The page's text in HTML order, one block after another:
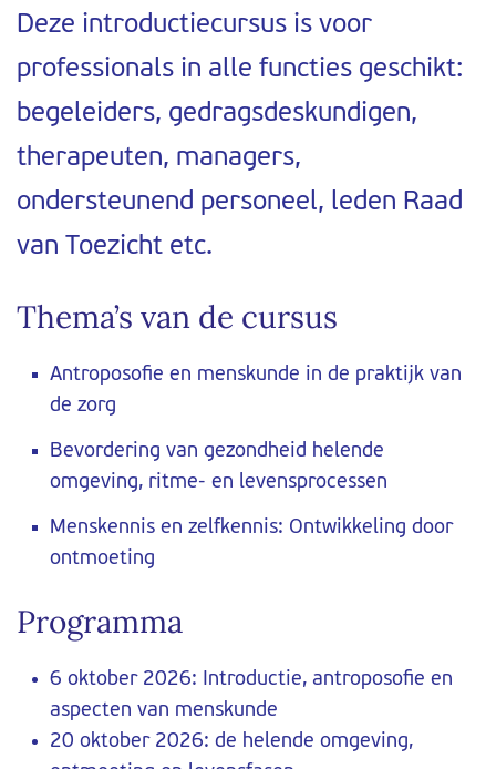
Deze introductiecursus is voor
professionals in alle functies geschikt:
begeleiders, gedragsdeskundigen,
therapeuten, managers,
ondersteunend personeel, leden Raad
van Toezicht etc.
Thema’s van de cursus
Antroposofie en menskunde in de praktijk van
de zorg
Bevordering van gezondheid helende
omgeving, ritme- en levensprocessen
Menskennis en zelfkennis: Ontwikkeling door
ontmoeting
Programma
6 oktober 2026: Introductie, antroposofie en
aspecten van menskunde
20 oktober 2026: de helende omgeving,